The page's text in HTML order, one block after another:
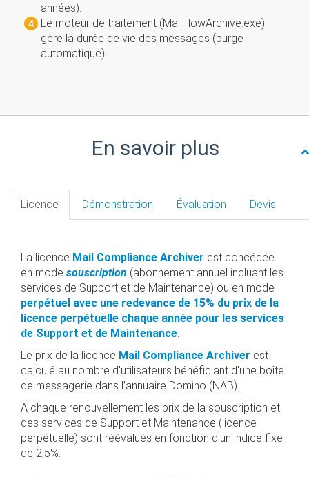
années).
Le moteur de traitement (MailFlowArchive.exe)
gère la durée de vie des messages (purge
automatique).
En savoir plus
Licence Démonstration Évaluation Devis
La licence Mail Compliance Archiver est concédée
en mode souscription (abonnement annuel incluant les
services de Support et de Maintenance) ou en mode
perpétuel avec une redevance de 15% du prix de la
licence perpétuelle chaque année pour les services
de Support et de Maintenance
Le prix de la licence Mail Compliance Archiver est
calculé au nombre d'utilisateurs bénéficiant d'une boîte
de messagerie dans l’annuaire Domino (NAB).
A chaque renouvellement les prix de la souscription et
des services de Support et Maintenance (licence
perpétuelle) sont réévalués en fonction d'un indice fixe
de 2,5%.